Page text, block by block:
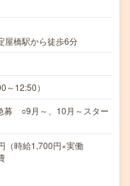
屋橋駅から徒歩6分
12:50）
募 ○9月～、10月～スター
（時給1,700円×実働